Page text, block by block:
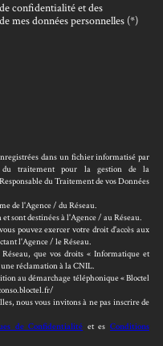
confidentialité et des
mes données personnelles (*)
dans un fichier informatisé par
du traitement pour la gestion de la
du Traitement de vos Données
de l'Agence / du Réseau.
sont destinées à l'Agence / au Réseau.
pouvez exercer votre droit d'accès aux
l'Agence / le Réseau.
que vos droits « Informatique et
une réclamation à la CNIL.
au démarchage téléphonique « Bloctel
nous vous invitons à ne pas inscrire de
de Confidentialité et esConditions